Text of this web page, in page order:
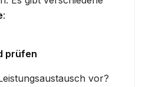
:
prüfen
vor?